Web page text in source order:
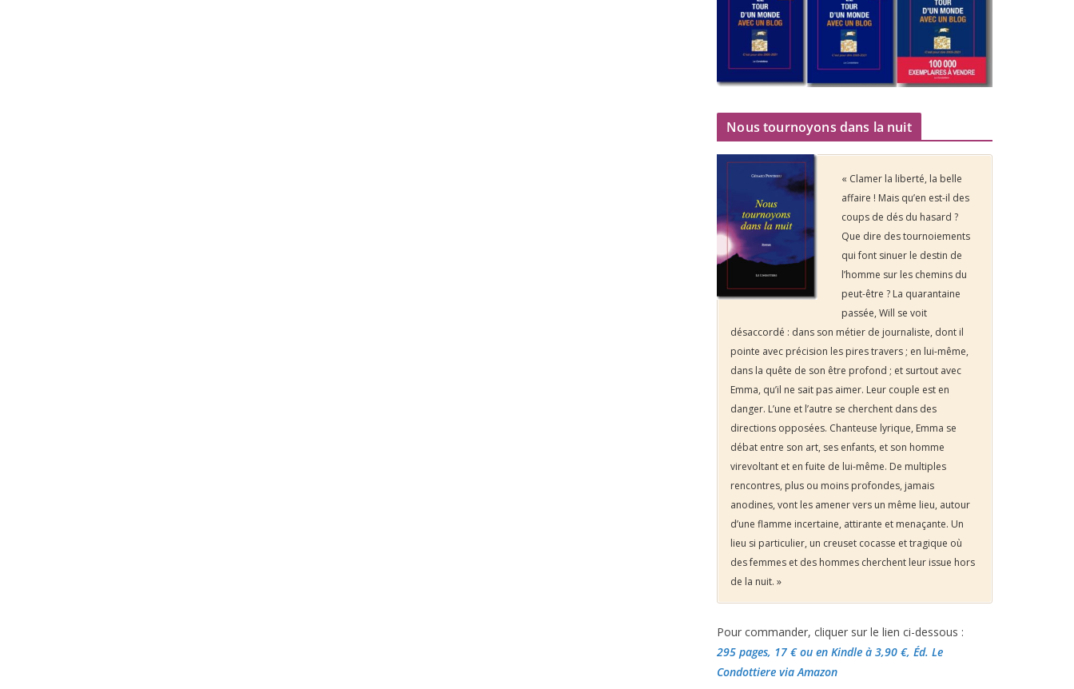
Nous tournoyons dans la nuit
« Clamer la liberté, la belle
affaire ! Mais qu’en est-il des
coups de dés du hasard ?
Que dire des tournoiements
qui font sinuer le destin de
l’homme sur les chemins du
peut-être ? La quarantaine
passée, Will se voit
désaccordé : dans son métier de journaliste, dont il
pointe avec précision les pires travers ; en lui-même,
dans la quête de son être profond ; et surtout avec
Emma, qu’il ne sait pas aimer. Leur couple est en
danger. L’une et l’autre se cherchent dans des
directions opposées. Chanteuse lyrique, Emma se
débat entre son art, ses enfants, et son homme
virevoltant et en fuite de lui-même. De multiples
rencontres, plus ou moins profondes, jamais
anodines, vont les amener vers un même lieu, autour
d’une flamme incertaine, attirante et menaçante. Un
lieu si particulier, un creuset cocasse et tragique où
des femmes et des hommes cherchent leur issue hors
de la nuit. »
Pour commander, cliquer sur le lien ci-dessous :
295 pages, 17 €ou en Kindle à 3,90 €, Éd. Le
Condottiere via Amazon